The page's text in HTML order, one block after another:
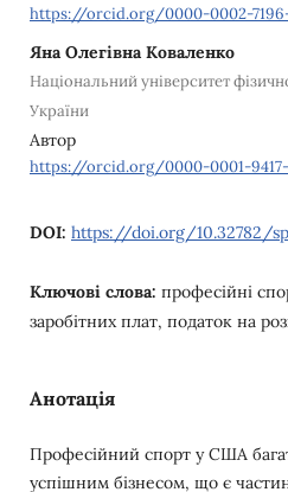
https://orcid.org/0000-0002-
Яна Олегівна Коваленко
Національний університет
України
Автор
https://orcid.org/0000-0001-9417-
DOI: https://doi.org/10.32782/
Ключові слова: професійні
заробітних плат, податок на
Анотація
Професійний спорт у США
успішним бізнесом, що є